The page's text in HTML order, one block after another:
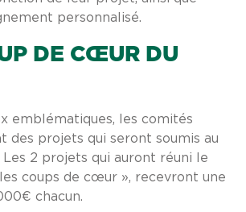
personnalisé.
DE CŒUR DU
emblématiques, les comités
des projets qui seront soumis au
2 projets qui auront réuni le
coups de cœur », recevront une
chacun.